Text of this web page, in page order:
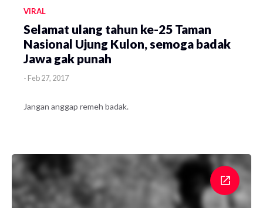
VIRAL
Selamat ulang tahun ke-25 Taman
Nasional Ujung Kulon, semoga badak
Jawa gak punah
- Feb 27, 2017
Jangan anggap remeh badak.